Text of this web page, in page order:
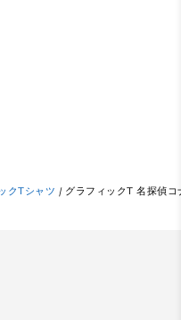
クTシャツ / グラフィックT 名探偵コ